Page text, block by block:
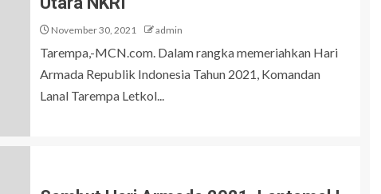
November 30, 2021 admin
Tarempa,-MCN.com. Dalam rangka memeriahkan Hari
Armada Republik Indonesia Tahun 2021, Komandan
Lanal Tarempa Letkol...